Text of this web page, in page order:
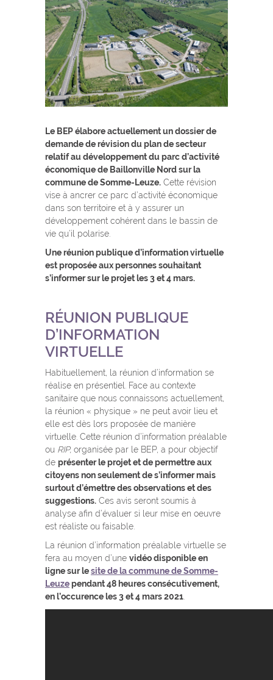
Le BEP élabore actuellement un dossier de
demande de révision du plan de secteur
relatif au développement du parc d’activité
économique de Baillonville Nord sur la
commune de Somme-Leuze. Cette révision
vise à ancrer ce parc d’activité économique
dans son territoire et à y assurer un
développement cohérent dans le bassin de
vie qu’il polarise.
Une réunion publique d’information virtuelle
est proposée aux personnes souhaitant
s’informer sur le projet les 3 et 4 mars.
RÉUNION PUBLIQUE
D’INFORMATION
VIRTUELLE
Habituellement, la réunion d’information se
réalise en présentiel. Face au contexte
sanitaire que nous connaissons actuellement,
la réunion « physique » ne peut avoir lieu et
elle est dès lors proposée de manière
virtuelle. Cette réunion d’information préalable
ou RIP, organisée par le BEP, a pour objectif
de présenter le projet et de permettre aux
citoyens non seulement de s’informer mais
surtout d’émettre des observations et des
suggestions. Ces avis seront soumis à
analyse afin d’évaluer si leur mise en oeuvre
est réaliste ou faisable.
La réunion d’information préalable virtuelle se
fera au moyen d’une vidéo disponible en
ligne sur lesite de la commune de Somme-
Leuzependant 48 heures consécutivement,
en l’occurence les 3 et 4 mars 2021